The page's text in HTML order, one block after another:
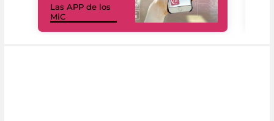
Las APP de los
MiC